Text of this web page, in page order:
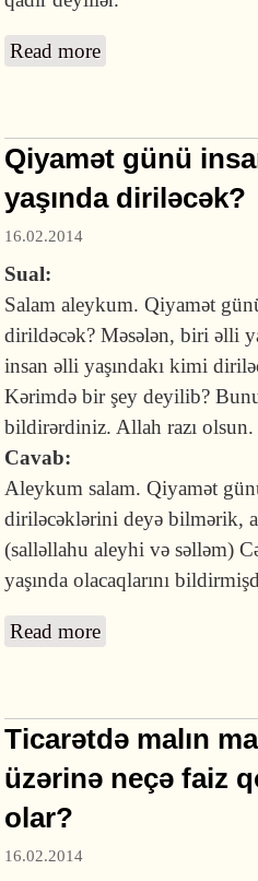
Read more
Qiyamət günü
yaşında diriləcək?
16.02.2014
Sual:
Salam aleykum. Qiyamət
dirildəcək? Məsələn, biri əlli
insan əlli yaşındakı kimi
Kərimdə bir şey deyilib?
bildirərdiniz. Allah razı olsun.
Cavab:
Aleykum salam. Qiyamət
diriləcəklərini deyə bilmərik,
(salləllahu aleyhi və səlləm)
yaşında olacaqlarını
Read more
Ticarətdə malın
üzərinə neçə faiz
olar?
16.02.2014